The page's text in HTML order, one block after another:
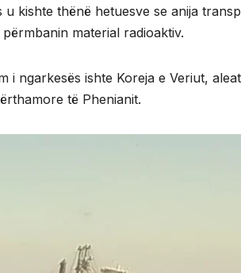
kishte thënë hetuesve se anija
material radioaktiv.
i ngarkesës ishte Koreja e Veriut,
të Phenianit.